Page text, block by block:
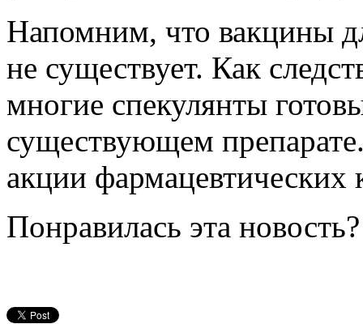
Напомним, что вакцины
не существует. Как
многие спекулянты
существующем
акции фармацевтических
Понравилась эта